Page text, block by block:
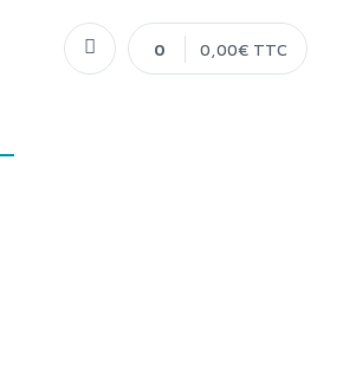
0 0,00€ TTC